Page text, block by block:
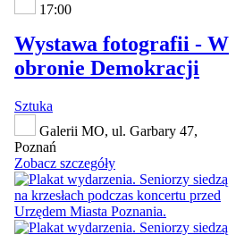
17:00
Wystawa fotografii - W
obronie Demokracji
Sztuka
Galerii MO, ul. Garbary 47,
Poznań
Zobacz szczegóły